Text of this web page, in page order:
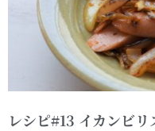
レシピ#13 イカンビ